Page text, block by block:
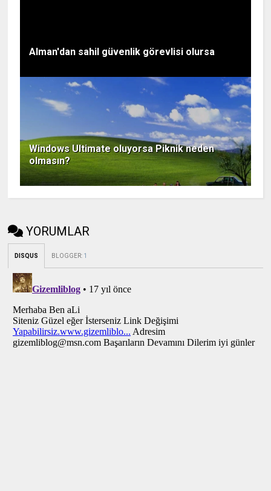
Alman'dan sahil güvenlik görevlisi olursa
Windows Ultimate oluyorsa Piknik neden
olmasın?
YORUMLAR
DISQUS BLOGGER: 1